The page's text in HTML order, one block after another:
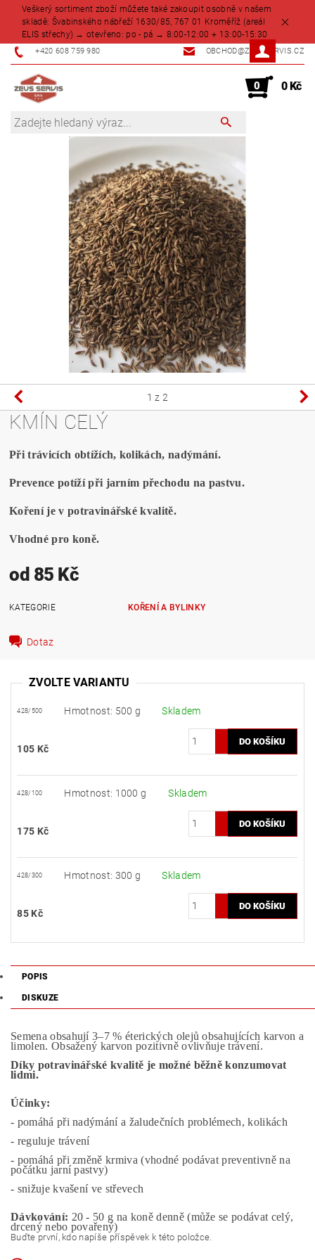
Veškerý sortiment zboží můžete také zakoupit osobně v našem
skladě: Švabinského nábřeží 1630/85, 767 01 Kroměříž (areál
ELIS střechy) → otevřeno: po - pá → 8:00-12:00 + 13:00-15:30
+420 608 759 980 OBCHOD@ZEUSSERVIS.CZ
0 0 Kč
1 z 2
KMÍN CELÝ
Při trávicích obtížích, kolikách, nadýmání.
Prevence potíží při jarním přechodu na pastvu.
Koření je v potravinářské kvalitě.
Vhodné pro koně.
od 85 Kč
KATEGORIE KOŘENÍ A BYLINKY
Dotaz
ZVOLTE VARIANTU
428/500 Hmotnost: 500 g Skladem
105 Kč
428/100 Hmotnost: 1000 g Skladem
175 Kč
428/300 Hmotnost: 300 g Skladem
85 Kč
POPIS
DISKUZE
Semena obsahují 3–7 % éterických olejů obsahujících karvon a
limolen. Obsažený karvon pozitivně ovlivňuje trávení.
Díky potravinářské kvalitě je možné běžně konzumovat
lidmi.
Účinky:
- pomáhá při nadýmání a žaludečních problémech, kolikách
- reguluje trávení
- pomáhá při změně krmiva (vhodné podávat preventivně na
počátku jarní pastvy)
- snižuje kvašení ve střevech
Dávkování: 20 - 50 g na koně denně (může se podávat celý,
drcený nebo povařený)
Buďte první, kdo napíše příspěvek k této položce.